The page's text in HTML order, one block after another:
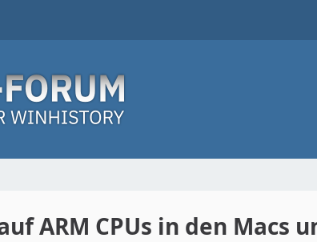
ARM CPUs in den Macs